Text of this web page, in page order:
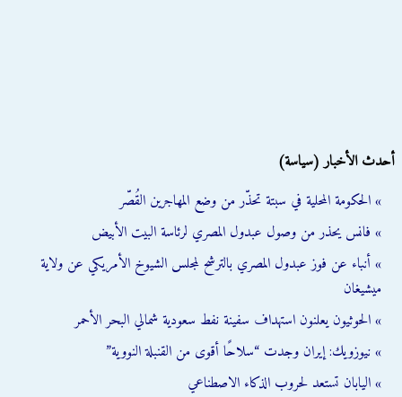
أحدث الأخبار (سياسة)
» الحكومة المحلية في سبتة تحذّر من وضع المهاجرين القُصّر
» فانس يحذر من وصول عبدول المصري لرئاسة البيت الأبيض
» أنباء عن فوز عبدول المصري بالترشح لمجلس الشيوخ الأمريكي عن ولاية
ميشيغان
» الحوثيون يعلنون استهداف سفينة نفط سعودية شمالي البحر الأحمر
» نيوزويك: إيران وجدت “سلاحًا أقوى من القنبلة النووية”
» اليابان تستعد لحروب الذكاء الاصطناعي